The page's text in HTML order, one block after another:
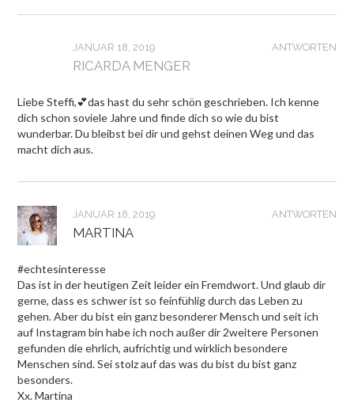
ANTWORTEN
JANUAR 18, 2019
RICARDA MENGER
Liebe Steffi,💕das hast du sehr schön geschrieben. Ich kenne
dich schon soviele Jahre und finde dich so wie du bist
wunderbar. Du bleibst bei dir und gehst deinen Weg und das
macht dich aus.
ANTWORTEN
JANUAR 18, 2019
MARTINA
#echtesinteresse
Das ist in der heutigen Zeit leider ein Fremdwort. Und glaub dir
gerne, dass es schwer ist so feinfühlig durch das Leben zu
gehen. Aber du bist ein ganz besonderer Mensch und seit ich
auf Instagram bin habe ich noch außer dir 2weitere Personen
gefunden die ehrlich, aufrichtig und wirklich besondere
Menschen sind. Sei stolz auf das was du bist du bist ganz
besonders.
Xx. Martina